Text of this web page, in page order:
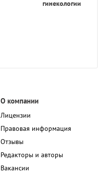
гинекологии
О компании
Лицензии
Правовая информация
Отзывы
Редакторы и авторы
Вакансии